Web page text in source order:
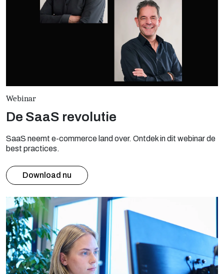
Webinar
De SaaS revolutie
SaaS neemt e-commerce land over. Ontdek in dit webinar de
best practices.
Download nu